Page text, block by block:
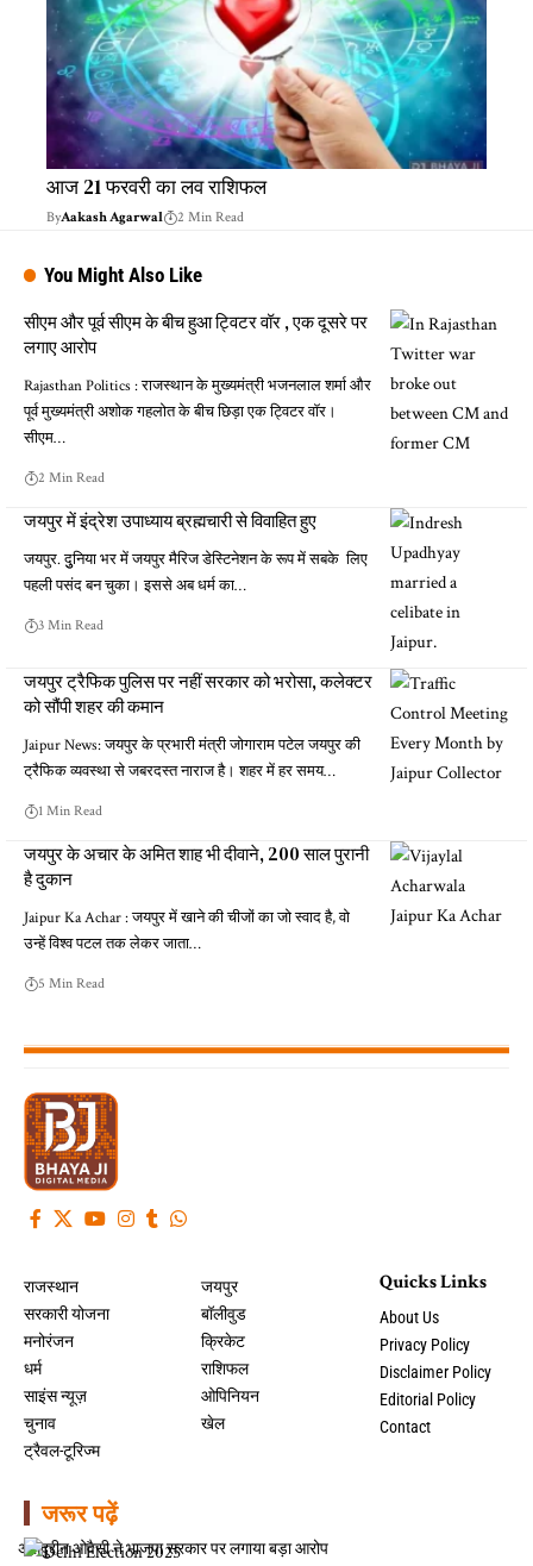
आज 21 फरवरी का लव राशिफल
ByAakash Agarwal 2 Min Read
You Might Also Like
सीएम और पूर्व सीएम के बीच हुआ ट्विटर वॉर , एक दूसरे पर
लगाए आरोप
Rajasthan Politics : राजस्थान के मुख्यमंत्री भजनलाल शर्मा और
पूर्व मुख्यमंत्री अशोक गहलोत के बीच छिड़ा एक ट्विटर वॉर।
सीएम…
2 Min Read
जयपुर में इंद्रेश उपाध्याय ब्रह्मचारी से विवाहित हुए
जयपुर. दुुनिया भर में जयपुर मैरिज डेस्टिनेशन के रूप में सबके लिए
पहली पसंद बन चुका। इससे अब धर्म का…
3 Min Read
जयपुर ट्रैफिक पुलिस पर नहीं सरकार को भरोसा, कलेक्टर
को सौंपी शहर की कमान
Jaipur News: जयपुर के प्रभारी मंत्री जोगाराम पटेल जयपुर की
ट्रैफिक व्यवस्था से जबरदस्त नाराज है। शहर में हर समय…
1 Min Read
जयपुर के अचार के अमित शाह भी दीवाने, 200 साल पुरानी
है दुकान
Jaipur Ka Achar : जयपुर में खाने की चीजों का जो स्वाद है, वो
उन्हें विश्व पटल तक लेकर जाता…
5 Min Read
राजस्थान
सरकारी योजना
मनोरंजन
धर्म
साइंस न्यूज़
चुनाव
ट्रैवल-टूरिज्म
जयपुर
बॉलीवुड
क्रिकेट
राशिफल
ओपिनियन
खेल
Quicks Links
About Us
Privacy Policy
Disclaimer Policy
Editorial Policy
Contact
जरूर पढ़ें
असदुद्दीन ओवैसी ने भाजपा सरकार पर लगाया बड़ा आरोप